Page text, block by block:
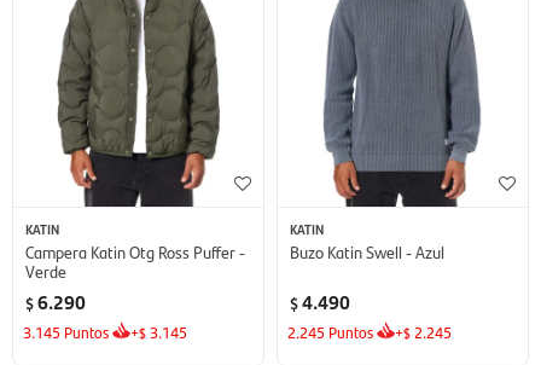
KATIN
Campera Katin Otg Ross Puffer -
Verde
$6.290
3.145 Puntos +$ 3.145
KATIN
Buzo Katin Swell - Azul
$4.490
2.245 Puntos +$ 2.245